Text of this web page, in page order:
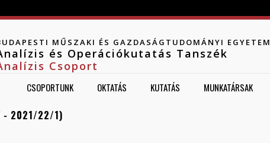
MŰSZAKI ÉS GAZDASÁGTUDOMÁNYI EGYETEM
és Operációkutatás Tanszék
Csoport
CSOPORTUNK OKTATÁS KUTATÁS MUNKATÁRSAK
- 2021/22/1)